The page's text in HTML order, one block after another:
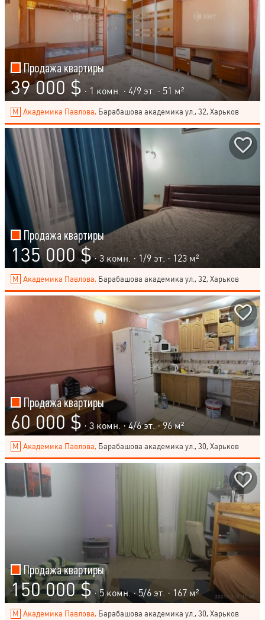
Продажа квартиры
39 000 $ · 1 комн. ·4/9 эт. · 51 м²
Академика Павлова, Барабашова академика ул., 32, Харьков
Продажа квартиры
135 000 $ · 3 комн. · 1/9 эт. · 123 м²
Академика Павлова, Барабашова академика ул., 32, Харьков
Продажа квартиры
60 000 $ · 3 комн. ·4/6эт. · 96 м²
Академика Павлова, Барабашова академика ул., 30, Харьков
Продажа квартиры
150 000 $ · 5 комн. ·5/6эт. · 167 м²
Академика Павлова, Барабашова академика ул., 30, Харьков